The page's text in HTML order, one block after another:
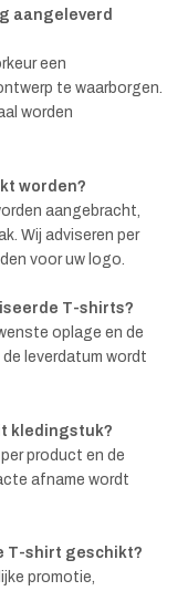
aangeleverd
een
te waarborgen.
worden
worden?
aangebracht,
Wij adviseren per
voor uw logo.
T-shirts?
oplage en de
leverdatum wordt
kledingstuk?
product en de
afname wordt
T-shirt geschikt?
promotie,